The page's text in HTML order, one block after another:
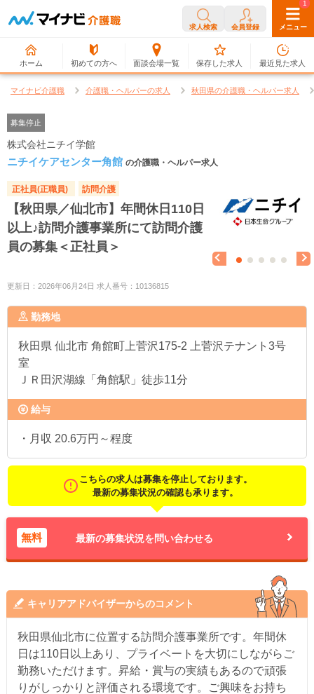
求人検索 会員登録 メニュー
ホーム 初めての方へ 面談会場一覧
0
保存した求人
1
最近見た求人
マイナビ介護職 介護職・ヘルパーの求人 秋田県の介護職・ヘルパー求人
募集停止
株式会社ニチイ学館
ニチイケアセンター角館 の介護職・ヘルパー求人
正社員(正職員) 訪問介護
【秋田県／仙北市】年間休日110日
以上♪訪問介護事業所にて訪問介護
員の募集＜正社員＞
更新日：2026年06月24日 求人番号：10136815
勤務地
秋田県 仙北市 角館町上菅沢175-2 上菅沢テナント3号
室
ＪＲ田沢湖線「角館駅」徒歩11分
給与
・月収 20.6万円～程度
こちらの求人は募集を停止しております。
最新の募集状況の確認も承ります。
無料 最新の募集状況を問い合わせる
キャリアアドバイザーからのコメント
秋田県仙北市に位置する訪問介護事業所です。年間休
日は110日以上あり、プライベートを大切にしながらご
勤務いただけます。昇給・賞与の実績もあるので頑張
りがしっかりと評価される環境です。ご興味をお持ち